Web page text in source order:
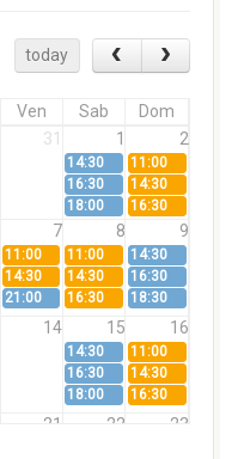
today
Ven Sab
Dom
31 1 2
14:30
11:00
16:30
14:30
18:00
16:30
7 8 9
11:00 11:00
14:30
14:30 14:30
16:30
21:00 16:30 18:30
14 15 16
14:30
11:00
16:30
14:30
18:00 16:30
21 22 23